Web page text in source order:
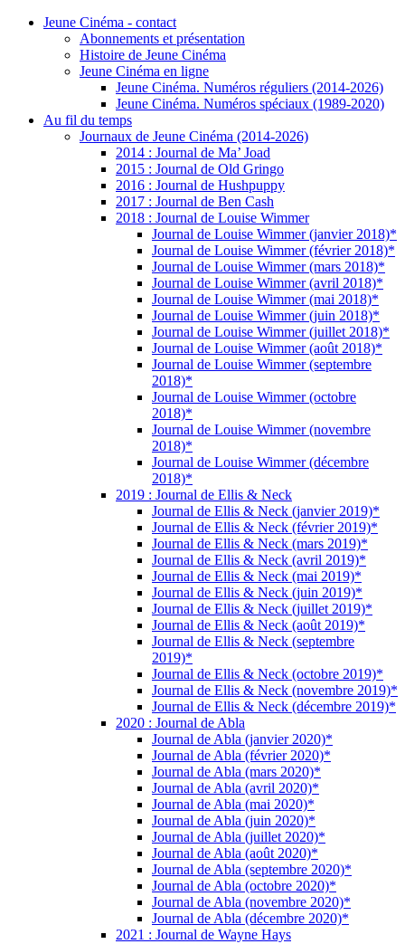
Jeune Cinéma - contact
Abonnements et présentation
Histoire de Jeune Cinéma
Jeune Cinéma en ligne
Jeune Cinéma. Numéros réguliers (2014-2026)
Jeune Cinéma. Numéros spéciaux (1989-2020)
Au fil du temps
Journaux de Jeune Cinéma (2014-2026)
2014 : Journal de Ma’ Joad
2015 : Journal de Old Gringo
2016 : Journal de Hushpuppy
2017 : Journal de Ben Cash
2018 : Journal de Louise Wimmer
Journal de Louise Wimmer (janvier 2018)*
Journal de Louise Wimmer (février 2018)*
Journal de Louise Wimmer (mars 2018)*
Journal de Louise Wimmer (avril 2018)*
Journal de Louise Wimmer (mai 2018)*
Journal de Louise Wimmer (juin 2018)*
Journal de Louise Wimmer (juillet 2018)*
Journal de Louise Wimmer (août 2018)*
Journal de Louise Wimmer (septembre
2018)*
Journal de Louise Wimmer (octobre
2018)*
Journal de Louise Wimmer (novembre
2018)*
Journal de Louise Wimmer (décembre
2018)*
2019 : Journal de Ellis & Neck
Journal de Ellis & Neck (janvier 2019)*
Journal de Ellis & Neck (février 2019)*
Journal de Ellis & Neck (mars 2019)*
Journal de Ellis & Neck (avril 2019)*
Journal de Ellis & Neck (mai 2019)*
Journal de Ellis & Neck (juin 2019)*
Journal de Ellis & Neck (juillet 2019)*
Journal de Ellis & Neck (août 2019)*
Journal de Ellis & Neck (septembre
2019)*
Journal de Ellis & Neck (octobre 2019)*
Journal de Ellis & Neck (novembre 2019)*
Journal de Ellis & Neck (décembre 2019)*
2020 : Journal de Abla
Journal de Abla (janvier 2020)*
Journal de Abla (février 2020)*
Journal de Abla (mars 2020)*
Journal de Abla (avril 2020)*
Journal de Abla (mai 2020)*
Journal de Abla (juin 2020)*
Journal de Abla (juillet 2020)*
Journal de Abla (août 2020)*
Journal de Abla (septembre 2020)*
Journal de Abla (octobre 2020)*
Journal de Abla (novembre 2020)*
Journal de Abla (décembre 2020)*
2021 : Journal de Wayne Hays